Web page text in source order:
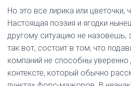
Но это все лирика или цветочки,
Настоящая поэзия и ягодки
другому ситуацию не назовешь,
так вот, состоит в том, что
компаний не способны уверенно
контексте, который обычно